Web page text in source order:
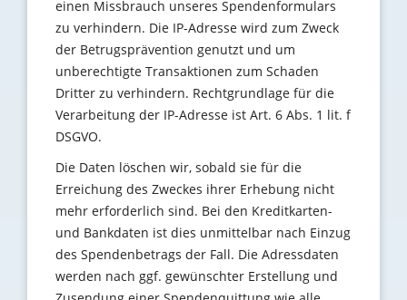
einen Missbrauch unseres Spendenformulars
zu verhindern. Die IP-Adresse wird zum Zweck
der Betrugsprävention genutzt und um
unberechtigte Transaktionen zum Schaden
Dritter zu verhindern. Rechtgrundlage für die
Verarbeitung der IP-Adresse ist Art. 6 Abs. 1 lit. f
DSGVO.
Die Daten löschen wir, sobald sie für die
Erreichung des Zweckes ihrer Erhebung nicht
mehr erforderlich sind. Bei den Kreditkarten-
und Bankdaten ist dies unmittelbar nach Einzug
des Spendenbetrags der Fall. Die Adressdaten
werden nach ggf. gewünschter Erstellung und